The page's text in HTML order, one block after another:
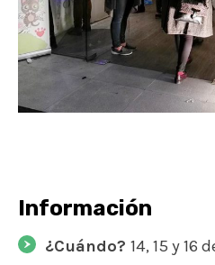
Información
¿Cuándo? 14, 15 y 16